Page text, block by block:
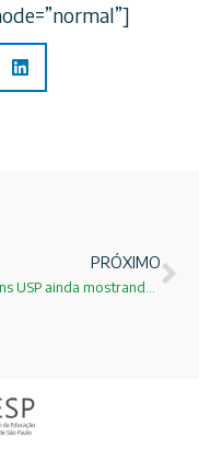
PRÓXIMO
Parabéns USP ainda mostrando ao mundo que alguma coisa ainda funciona no Brasil.